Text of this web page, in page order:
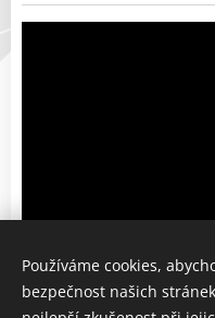
Používáme cookies,
bezpečnost našich